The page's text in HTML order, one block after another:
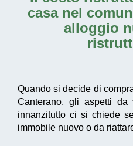
casa nel
alloggio
Quando si decide di
Canterano, gli aspetti da
innanzitutto ci si chiede
immobile nuovo o da